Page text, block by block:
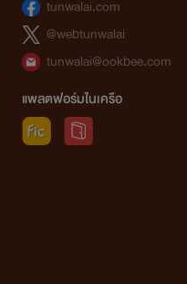
tunwalai.com
@webtunwalai
tunwalai@ookbee.com
แพลตฟอร์มในเครือ